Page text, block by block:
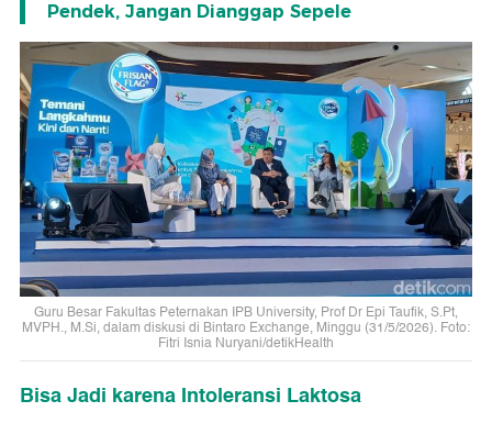
Pendek, Jangan Dianggap Sepele
Guru Besar Fakultas Peternakan IPB University, Prof Dr Epi Taufik, S.Pt,
MVPH., M.Si, dalam diskusi di Bintaro Exchange, Minggu (31/5/2026). Foto:
Fitri Isnia Nuryani/detikHealth
Bisa Jadi karena Intoleransi Laktosa